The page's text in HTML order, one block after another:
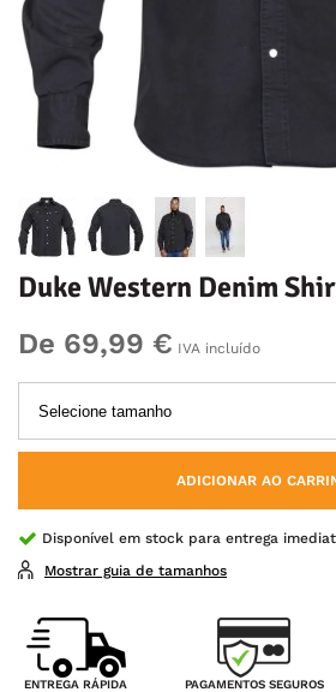
Duke Western Denim
De 69,99 € IVA incluído
ADICIONAR AO
Disponível em stock para entrega
Mostrar guia de tamanhos
ENTREGA RÁPIDA PAGAMENTOS SEGUROS